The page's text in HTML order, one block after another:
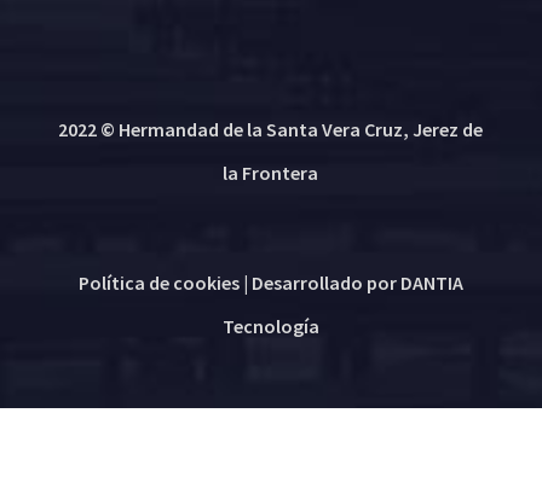
2022 © Hermandad de la Santa Vera Cruz, Jerez de
la Frontera
Política de cookies| Desarrollado por DANTIA
Tecnología